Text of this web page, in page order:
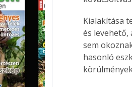
Kialakítása
és
sem
hasonló